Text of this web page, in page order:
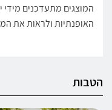
המוצגים מתעדכנים
האופנתיות ולראות את
הטבות